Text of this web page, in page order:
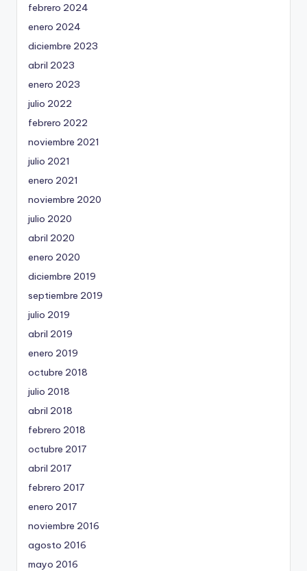
febrero 2024
enero 2024
diciembre 2023
abril 2023
enero 2023
julio 2022
febrero 2022
noviembre 2021
julio 2021
enero 2021
noviembre 2020
julio 2020
abril 2020
enero 2020
diciembre 2019
septiembre 2019
julio 2019
abril 2019
enero 2019
octubre 2018
julio 2018
abril 2018
febrero 2018
octubre 2017
abril 2017
febrero 2017
enero 2017
noviembre 2016
agosto 2016
mayo 2016